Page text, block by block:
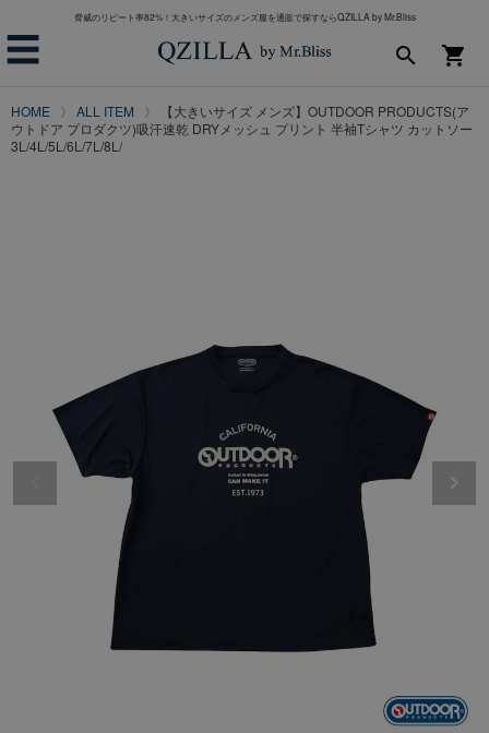
脅威のリピート率82%！大きいサイズのメンズ服を通販で探すならQZILLA by Mr.Bliss
☰ shopping_cart
search
HOME ALL ITEM
【大きいサイズ メンズ】OUTDOOR PRODUCTS(ア
ウトドア プロダクツ)吸汗速乾 DRYメッシュ プリント 半袖Tシャツ カットソー
3L/4L/5L/6L/7L/8L/